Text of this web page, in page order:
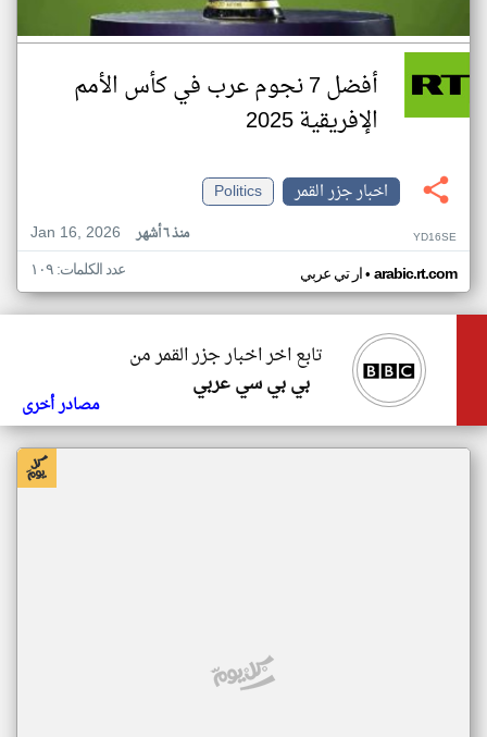
أفضل 7 نجوم عرب في كأس الأمم
الإفريقية 2025
اخبار جزر القمر
Politics
Jan 16, 2026
منذ ٦ أشهر YD16SE
ار تي عربي• arabic.rt.com عدد الكلمات: ١٠٩
تابع اخر اخبار جزر القمر من
بي بي سي عربي
مصادر أخرى